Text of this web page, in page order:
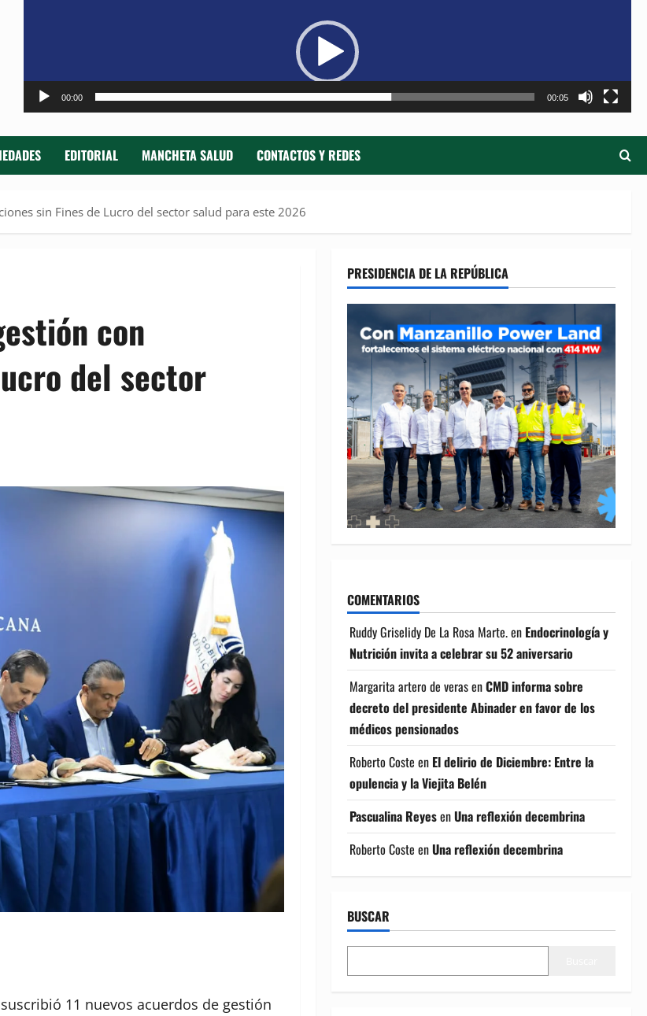
00:00 00:05
EDITORIAL MANCHETA SALUD CONTACTOS Y REDES
sin Fines de Lucro del sector salud para este 2026
con
del sector
11 nuevos acuerdos de gestión
PRESIDENCIA DE LA REPÚBLICA
COMENTARIOS
Ruddy Griselidy De La Rosa Marte.en Endocrinología y
Nutrición invita a celebrar su 52 aniversario
Margarita artero de verasenCMD informa sobre
decreto del presidente Abinader en favor de los
médicos pensionados
Roberto Coste en El delirio de Diciembre: Entre la
opulencia y la Viejita Belén
Pascualina ReyesenUna reflexión decembrina
Roberto Coste enUna reflexión decembrina
BUSCAR